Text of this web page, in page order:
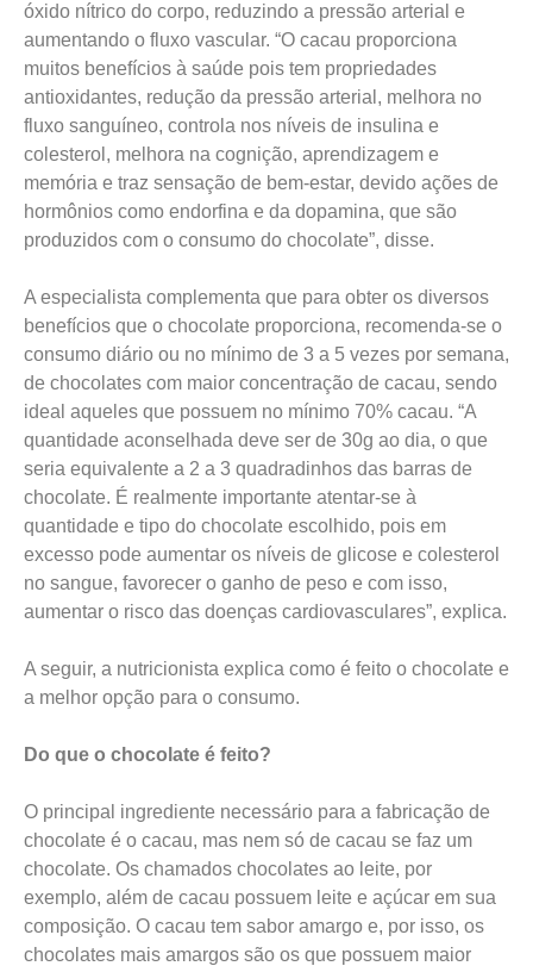
óxido nítrico do corpo, reduzindo a pressão arterial e
aumentando o fluxo vascular. “O cacau proporciona
muitos benefícios à saúde pois tem propriedades
antioxidantes, redução da pressão arterial, melhora no
fluxo sanguíneo, controla nos níveis de insulina e
colesterol, melhora na cognição, aprendizagem e
memória e traz sensação de bem-estar, devido ações de
hormônios como endorfina e da dopamina, que são
produzidos com o consumo do chocolate”, disse.
A especialista complementa que para obter os diversos
benefícios que o chocolate proporciona, recomenda-se o
consumo diário ou no mínimo de 3 a 5 vezes por semana,
de chocolates com maior concentração de cacau, sendo
ideal aqueles que possuem no mínimo 70% cacau. “A
quantidade aconselhada deve ser de 30g ao dia, o que
seria equivalente a 2 a 3 quadradinhos das barras de
chocolate. É realmente importante atentar-se à
quantidade e tipo do chocolate escolhido, pois em
excesso pode aumentar os níveis de glicose e colesterol
no sangue, favorecer o ganho de peso e com isso,
aumentar o risco das doenças cardiovasculares”, explica.
A seguir, a nutricionista explica como é feito o chocolate e
a melhor opção para o consumo.
Do que o chocolate é feito?
O principal ingrediente necessário para a fabricação de
chocolate é o cacau, mas nem só de cacau se faz um
chocolate. Os chamados chocolates ao leite, por
exemplo, além de cacau possuem leite e açúcar em sua
composição. O cacau tem sabor amargo e, por isso, os
chocolates mais amargos são os que possuem maior